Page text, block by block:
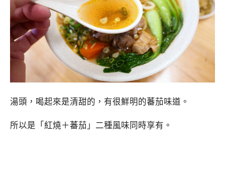
湯頭，喝起來是清甜的，有很鮮明的蕃茄味道。
所以是「紅燒＋蕃茄」二種風味同時享有。